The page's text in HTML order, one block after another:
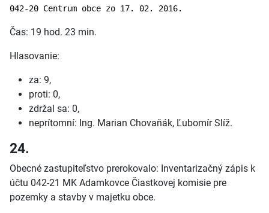
042-20 Centrum obce zo 17. 02. 2016.
Čas: 19 hod. 23 min.
Hlasovanie:
za: 9,
proti: 0,
zdržal sa: 0,
neprítomní: Ing. Marian Chovaňák, Ľubomír Slíž.
24.
Obecné zastupiteľstvo prerokovalo: Inventarizačný zápis k
účtu 042-21 MK Adamkovce Čiastkovej komisie pre
pozemky a stavby v majetku obce.